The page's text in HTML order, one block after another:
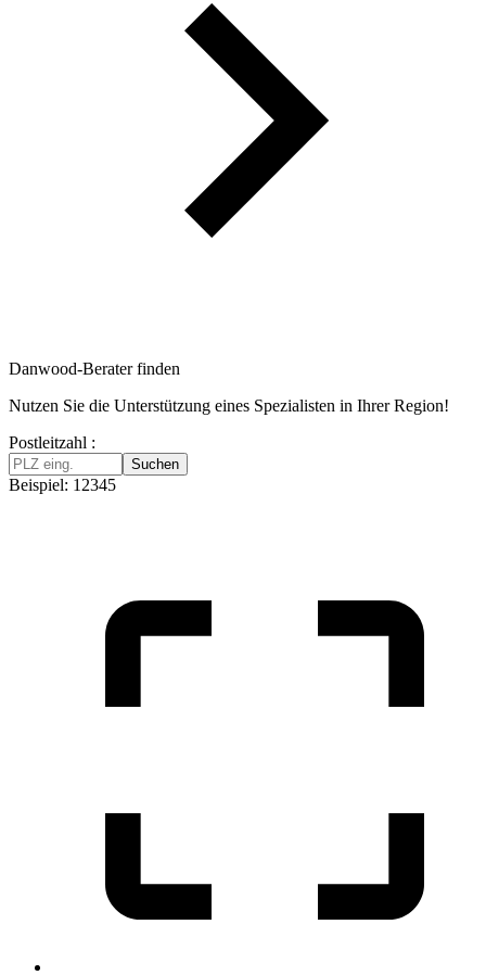
Danwood-Berater finden
Nutzen Sie die Unterstützung eines Spezialisten in Ihrer Region!
Postleitzahl :
Suchen
Beispiel: 12345